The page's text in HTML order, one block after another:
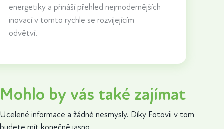
energetiky a přináší přehled nejmodernějších
inovací v tomto rychle se rozvíjejícím
odvětví.
Mohlo by vás také zajímat
Ucelené informace a žádné nesmysly. Díky Fotovii v tom